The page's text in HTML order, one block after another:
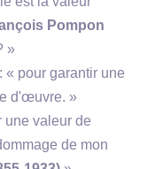
Pompon
»
« pour garantir une
d'œuvre. »
une valeur de
de mon